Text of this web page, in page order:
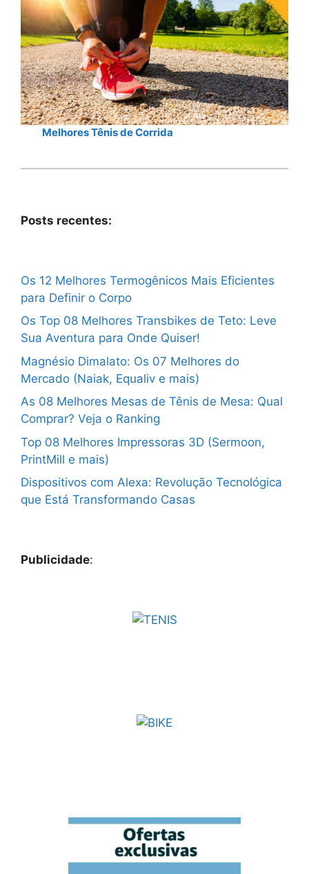
Melhores Tênis de Corrida
Posts recentes:
Os 12 Melhores Termogênicos Mais Eficientes
para Definir o Corpo
Os Top 08 Melhores Transbikes de Teto: Leve
Sua Aventura para Onde Quiser!
Magnésio Dimalato: Os 07 Melhores do
Mercado (Naiak, Equaliv e mais)
As 08 Melhores Mesas de Tênis de Mesa: Qual
Comprar? Veja o Ranking
Top 08 Melhores Impressoras 3D (Sermoon,
PrintMill e mais)
Dispositivos com Alexa: Revolução Tecnológica
que Está Transformando Casas
Publicidade: